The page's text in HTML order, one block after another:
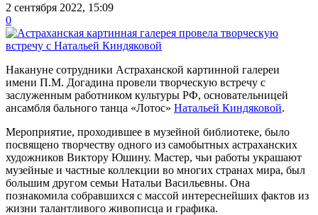
2 сентября 2022, 15:09
0
Накануне сотрудники Астраханской картинной галереи
имени П.М. Догадина провели творческую встречу с
заслуженным работником культуры РФ, основательницей
ансамбля бального танца «Лотос» Натальей Киндяковой.
Мероприятие, проходившее в музейной библиотеке, было
посвящено творчеству одного из самобытных астраханских
художников Виктору Юшину. Мастер, чьи работы украшают
музейные и частные коллекции во многих странах мира, был
большим другом семьи Натальи Васильевны. Она
познакомила собравшихся с массой интереснейших фактов из
жизни талантливого живописца и графика.